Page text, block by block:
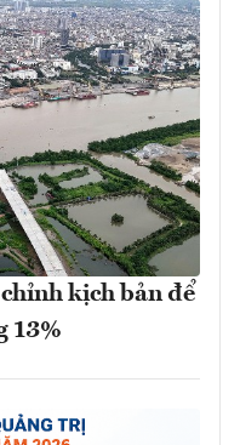
kịch bản để
13%